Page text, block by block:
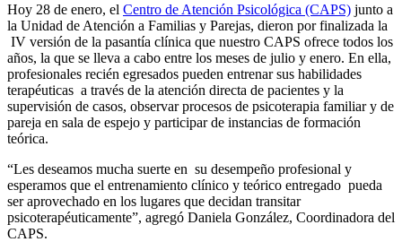
Hoy 28 de enero, el Centro de Atención Psicológica (CAPS) junto a
la Unidad de Atención a Familias y Parejas, dieron por finalizada la
IV versión de la pasantía clínica que nuestro CAPS ofrece todos los
años, la que se lleva a cabo entre los meses de julio y enero. En ella,
profesionales recién egresados pueden entrenar sus habilidades
terapéuticas a través de la atención directa de pacientes y la
supervisión de casos, observar procesos de psicoterapia familiar y de
pareja en sala de espejo y participar de instancias de formación
teórica.
“Les deseamos mucha suerte en su desempeño profesional y
esperamos que el entrenamiento clínico y teórico entregado pueda
ser aprovechado en los lugares que decidan transitar
psicoterapéuticamente”, agregó Daniela González, Coordinadora del
CAPS.